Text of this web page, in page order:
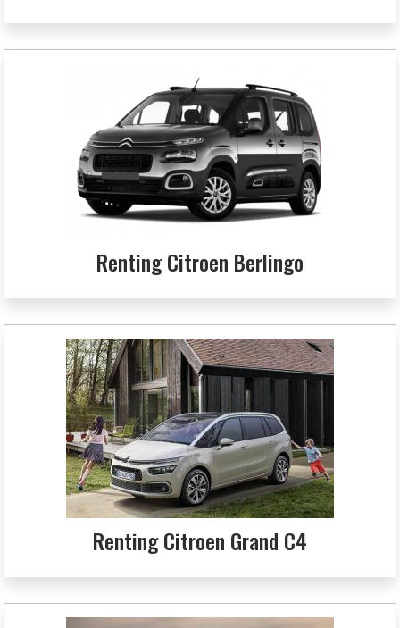
Renting Citroen Berlingo
Renting Citroen Grand C4